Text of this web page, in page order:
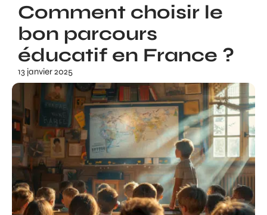
Comment choisir le
bon parcours
éducatif en France ?
13 janvier 2025